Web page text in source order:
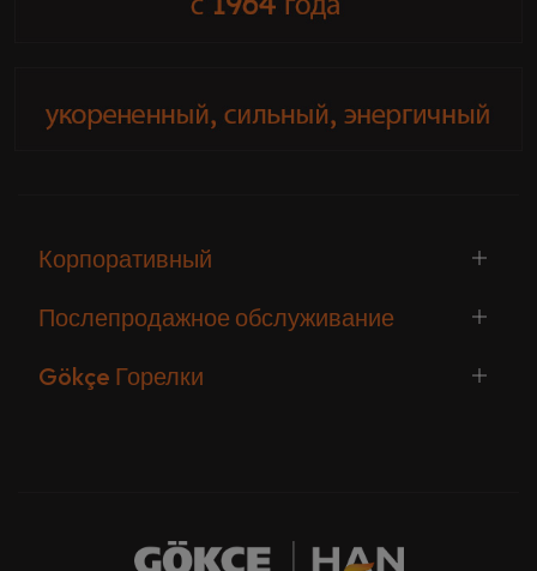
Корпоративный
Послепродажное обслуживание
Gökçe Горелки